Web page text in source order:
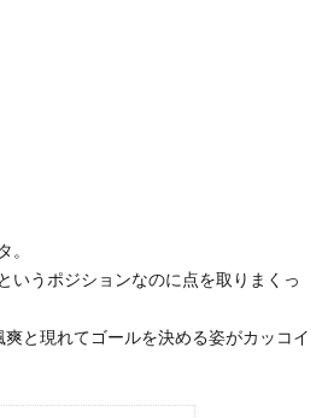
。
いうポジションなのに点を取りまくっ
と現れてゴールを決める姿がカッコイ